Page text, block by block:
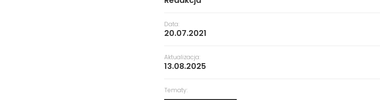
Data:
20.07.2021
Aktualizacja:
13.08.2025
Tematy: